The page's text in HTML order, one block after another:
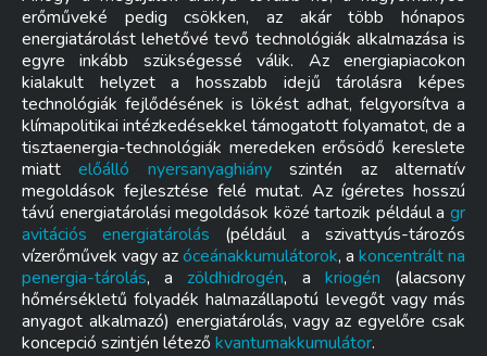
erőműveké pedig csökken, az akár több hónapos
energiatárolást lehetővé tevő technológiák alkalmazása is
egyre inkább szükségessé válik. Az energiapiacokon
kialakult helyzet a hosszabb idejű tárolásra képes
technológiák fejlődésének is lökést adhat, felgyorsítva a
klímapolitikai intézkedésekkel támogatott folyamatot, de a
tisztaenergia-technológiák meredeken erősödő kereslete
miattelőálló nyersanyaghiányszintén az alternatív
megoldások fejlesztése felé mutat. Az ígéretes hosszú
távú energiatárolási megoldások közé tartozik például a gr
avitációs energiatárolás (például a szivattyús-tározós
vízerőművek vagy azóceánakkumulátorok, a koncentrált na
penergia-tárolás, a zöldhidrogén, a kriogén (alacsony
hőmérsékletű folyadék halmazállapotú levegőt vagy más
anyagot alkalmazó) energiatárolás, vagy az egyelőre csak
koncepció szintjén létezőkvantumakkumulátor.